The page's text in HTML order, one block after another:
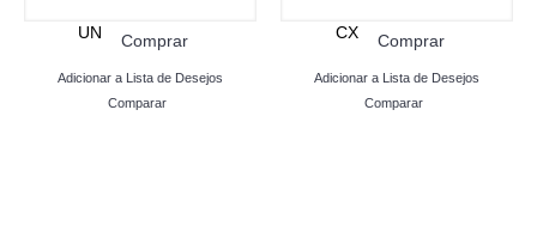
UN Comprar
Adicionar a Lista de Desejos
Comparar
CX Comprar
Adicionar a Lista de Desejos
Comparar